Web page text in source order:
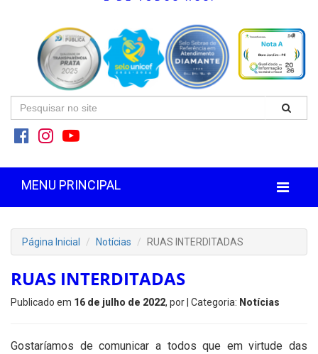
MENU PRINCIPAL
Página Inicial Notícias RUAS INTERDITADAS
RUAS INTERDITADAS
Publicado em 16 de julho de 2022, por | Categoria: Notícias
Gostaríamos de comunicar a todos que em virtude das